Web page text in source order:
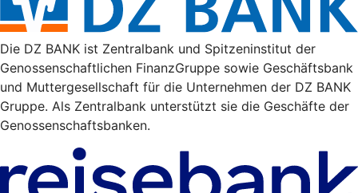
Die DZ BANK ist Zentralbank und Spitzeninstitut der
Genossenschaftlichen FinanzGruppe sowie Geschäftsbank
und Muttergesellschaft für die Unternehmen der DZ BANK
Gruppe. Als Zentralbank unterstützt sie die Geschäfte der
Genossenschaftsbanken.